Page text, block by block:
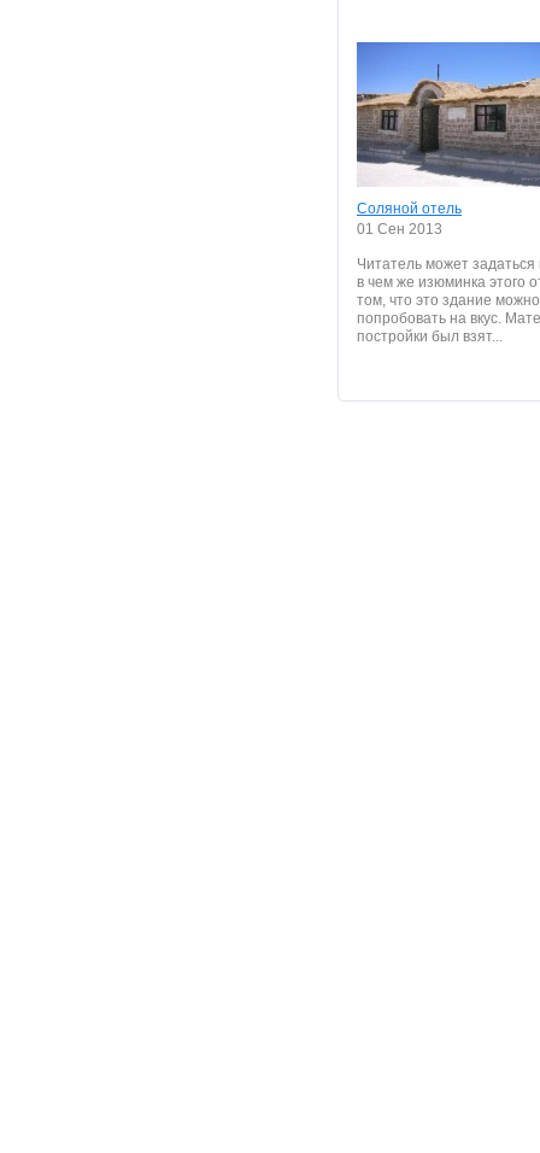
Соляной отель
01 Сен 2013
Читатель может
в чем же изюминка этого
том, что это здание можно
попробовать на вкус.
постройки был взят...